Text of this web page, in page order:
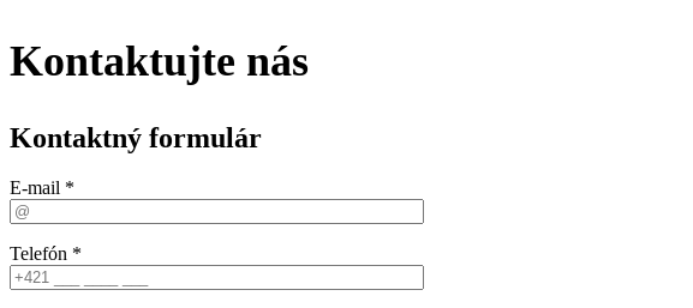
Kontaktujte nás
Kontaktný formulár
E-mail *
Telefón *